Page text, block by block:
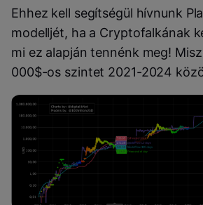
Ehhez kell segítségül hívnunk
modelljét, ha a Cryptofalkának
mi ez alapján tennénk meg!
000$-os szintet 2021-2024